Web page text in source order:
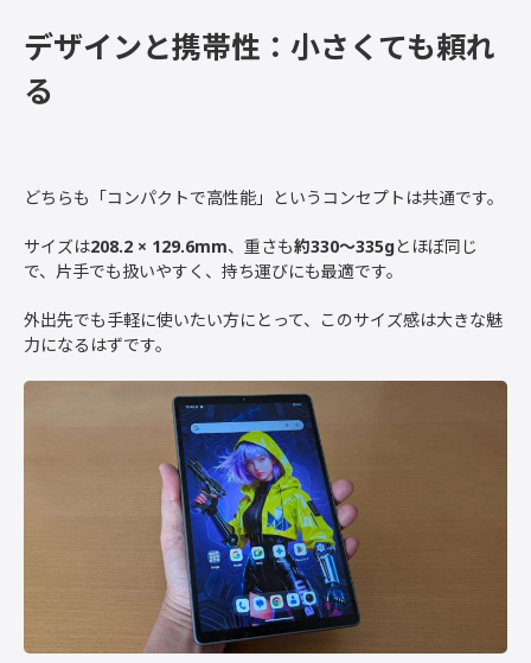
デザインと携帯性：小さくても頼れ
る
どちらも「コンパクトで高性能」というコンセプトは共通です。
サイズは208.2 × 129.6mm、重さも約330〜335gとほぼ同じ
で、片手でも扱いやすく、持ち運びにも最適です。
外出先でも手軽に使いたい方にとって、このサイズ感は大きな魅
力になるはずです。